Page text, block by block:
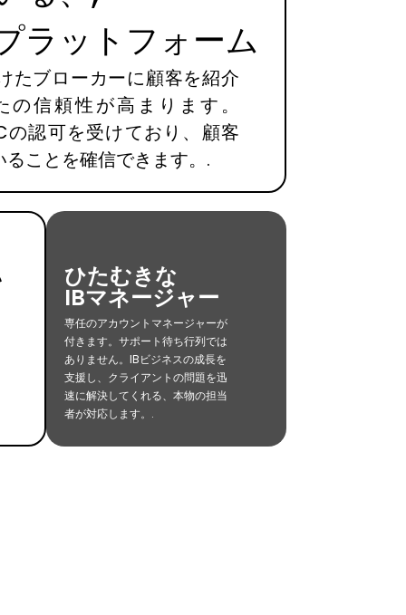
ラットフォーム
たブローカーに顧客を紹介
信頼性が高まります。
の認可を受けており、顧客
ことを確信できます。.
ひたむきな
IBマネージャー
専任のアカウントマネージャーが
付きます。サポート待ち行列では
ありません。IBビジネスの成長を
支援し、クライアントの問題を迅
速に解決してくれる、本物の担当
者が対応します。.